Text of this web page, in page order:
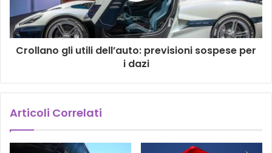
Crollano gli utili dell’auto: previsioni sospese per
i dazi
Articoli Correlati